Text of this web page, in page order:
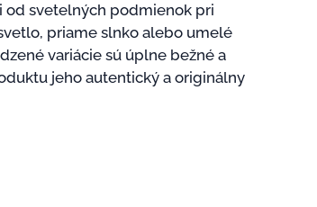
od svetelných podmienok pri
priame slnko alebo umelé
variácie sú úplne bežné a
jeho autentický a originálny